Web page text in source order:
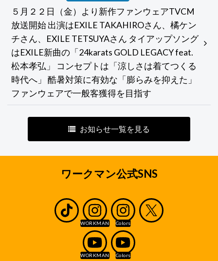
５月２２日（金）より新作ファンウェアTVCM
放送開始 出演はEXILE TAKAHIROさん、橘ケン
チさん、EXILE TETSUYAさん タイアップソング
はEXILE新曲の「24karats GOLD LEGACY feat.
松本孝弘」 コンセプトは「涼しさは着てつくる
時代へ」 酷暑対策に有効な「膨らみを抑えた」
ファンウェアで一般客獲得を目指す
お知らせ一覧を見る
ワークマン公式SNS